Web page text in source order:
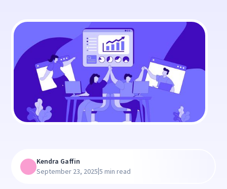
Kendra Gaffin
September 23, 2025|5 min read